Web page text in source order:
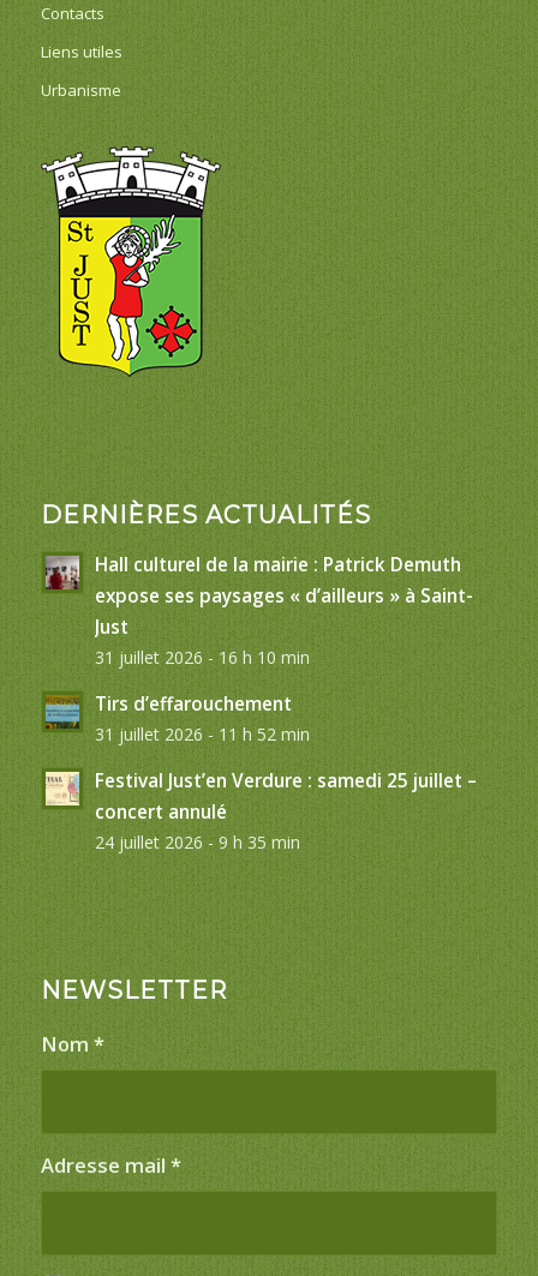
Contacts
Liens utiles
Urbanisme
DERNIÈRES ACTUALITÉS
Hall culturel de la mairie : Patrick Demuth
expose ses paysages « d’ailleurs » à Saint-
Just
31 juillet 2026 - 16 h 10 min
Tirs d’effarouchement
31 juillet 2026 - 11 h 52 min
Festival Just’en Verdure : samedi 25 juillet –
concert annulé
24 juillet 2026 - 9 h 35 min
NEWSLETTER
Nom *
Adresse mail *